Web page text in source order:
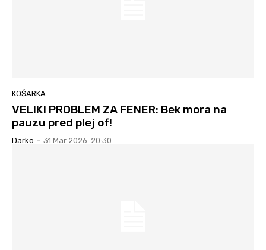
KOŠARKA
VELIKI PROBLEM ZA FENER: Bek mora na
pauzu pred plej of!
Darko - 31 Mar 2026. 20:30